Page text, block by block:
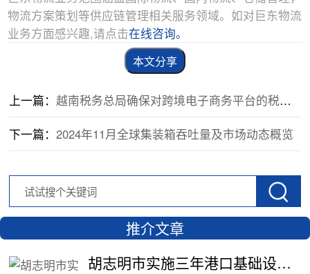
物流方案策划等供应链管理相关服务领域。如对巨东物流
业务方面感兴趣,请点击在线咨询。
本文分享
上一篇：越南税务总局确保对跨境电子商务平台的税收准确和完整
下一篇：2024年11月全球集装箱吞吐量及市场动态概览
推介文章
胡志明市实施三年港口基础设施费全免政